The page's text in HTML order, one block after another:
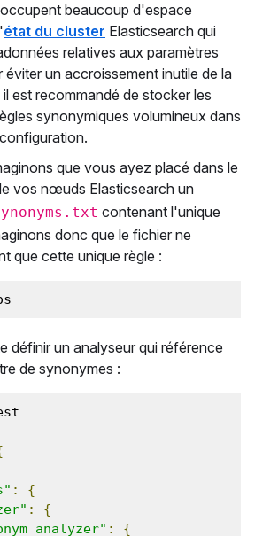
beaucoup d'espace
état du cluster Elasticsearch qui
relatives aux paramètres
éviter un accroissement inutile de la
est recommandé de stocker les
synonymiques volumineux dans
que vous ayez placé dans le
vos nœuds Elasticsearch un
contenant l'unique
donc que le fichier ne
que cette unique règle :
définir un analyseur qui référence
de synonymes :
:
{
:
{
: {